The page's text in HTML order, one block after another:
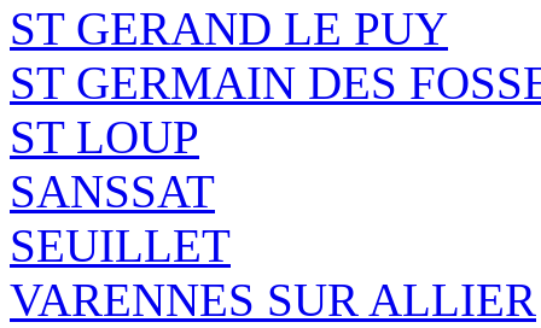
ST GERAND LE PUY
ST GERMAIN DES
ST LOUP
SANSSAT
SEUILLET
VARENNES SUR ALLIER